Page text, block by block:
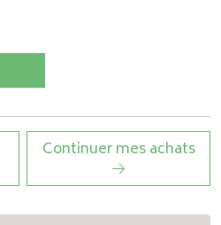
Continuer mes achats